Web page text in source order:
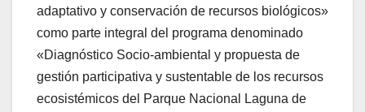
adaptativo y conservación de recursos biológicos»
como parte integral del programa denominado
«Diagnóstico Socio-ambiental y propuesta de
gestión participativa y sustentable de los recursos
ecosistémicos del Parque Nacional Laguna de